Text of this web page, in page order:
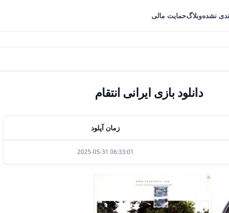
نشدهوبلاگحمایت مالی
دانلود بازی ایرانی انتقام
زمان آپلود
2025-05-31 06:33:01